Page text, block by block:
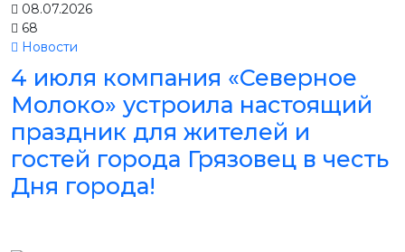
08.07.2026
68
Новости
4 июля компания «Северное
Молоко» устроила настоящий
праздник для жителей и
гостей города Грязовец в честь
Дня города!